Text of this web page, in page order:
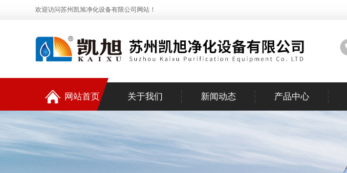
欢迎访问苏州凯旭净化设备有限公司网站！
网站首页 关于我们 新闻动态 产品中心